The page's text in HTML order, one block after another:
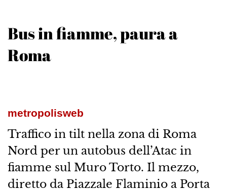
Bus in fiamme, paura a
Roma
metropolisweb
Traffico in tilt nella zona di Roma
Nord per un autobus dell’Atac in
fiamme sul Muro Torto. Il mezzo,
diretto da Piazzale Flaminio a Porta